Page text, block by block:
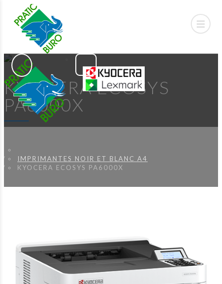
KYOCERA ECOSYS
PA6000X
IMPRIMANTES NOIR ET BLANC A4
KYOCERA ECOSYS PA6000X